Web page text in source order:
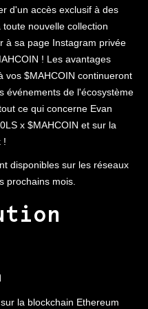
d'un accès exclusif à des
nouvelle collection
à sa page Instagram privée
! Les avantages
vos $MAHCOIN continueront
événements de l'écosystème
ce qui concerne Evan
x $MAHCOIN et sur la
!
disponibles sur les réseaux
prochains mois.
la blockchain Ethereum